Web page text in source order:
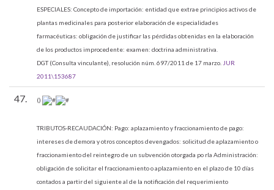
ESPECIALES: Concepto de importación: entidad que extrae principios activos de
plantas medicinales para posterior elaboración de especialidades
farmacéuticas: obligación de justificar las pérdidas obtenidas en la elaboración
de los productos improcedente: examen: doctrina administrativa.
DGT (Consulta vinculante), resolución núm. 697/2011 de 17 marzo. JUR
2011\153687
47. ()
TRIBUTOS-RECAUDACIÓN: Pago: aplazamiento y fraccionamiento de pago:
intereses de demora y otros conceptos devengados: solicitud de aplazamiento o
fraccionamiento del reintegro de un subvención otorgada po rla Administración:
obligación de solicitar el fraccionamiento o aplazamiento en el plazo de 10 días
contados a partir del siguiente al de la notificación del requerimiento